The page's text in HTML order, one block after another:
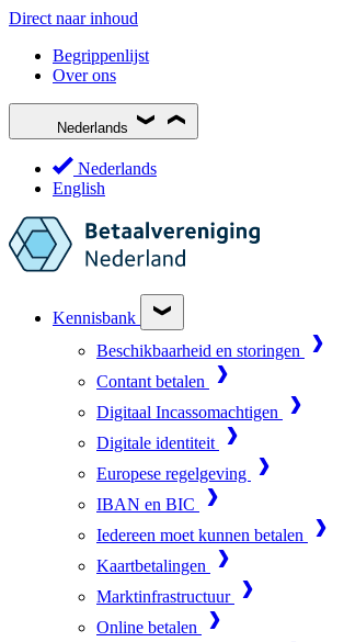
Direct naar inhoud
Begrippenlijst
Over ons
Nederlands
Nederlands
English
Kennisbank
Beschikbaarheid en storingen
Contant betalen
Digitaal Incassomachtigen
Digitale identiteit
Europese regelgeving
IBAN en BIC
Iedereen moet kunnen betalen
Kaartbetalingen
Marktinfrastructuur
Online betalen